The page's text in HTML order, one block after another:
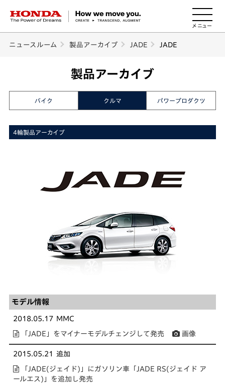
HONDA The Power of Dreams
ニュースルーム 製品アーカイブ JADE JADE
製品アーカイブ
バイク クルマ パワープロダクツ
4輪製品アーカイブ
モデル情報
2018.05.17 MMC
「JADE」をマイナーモデルチェンジして発売 画像
2015.05.21 追加
「JADE(ジェイド)」にガソリン車「JADE RS(ジェイド ア
ールエス)」を追加し発売